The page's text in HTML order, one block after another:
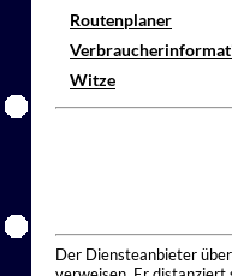
Routenplaner
Witze
Der Diensteanbieter